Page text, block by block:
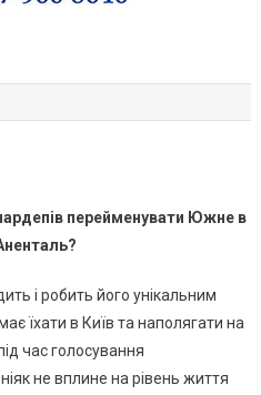
перейменувати Южне в
і робить його унікальним
їхати в Київ та наполягати на
час голосування
не вплине на рівень життя